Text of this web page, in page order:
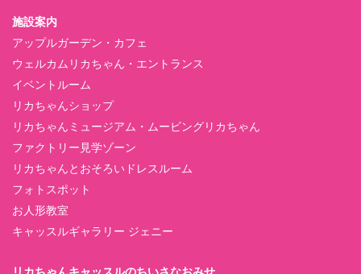
施設案内
アップルガーデン・カフェ
ウェルカムリカちゃん・エントランス
イベントルーム
リカちゃんショップ
リカちゃんミュージアム・ムービングリカちゃん
ファクトリー見学ゾーン
リカちゃんとおそろいドレスルーム
フォトスポット
お人形教室
キャッスルギャラリー ジェニー